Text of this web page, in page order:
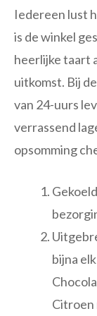
Iedereen lust
is de winkel
heerlijke taart
uitkomst. Bij
van 24-uurs
verrassend
opsomming
bijna
Citroen